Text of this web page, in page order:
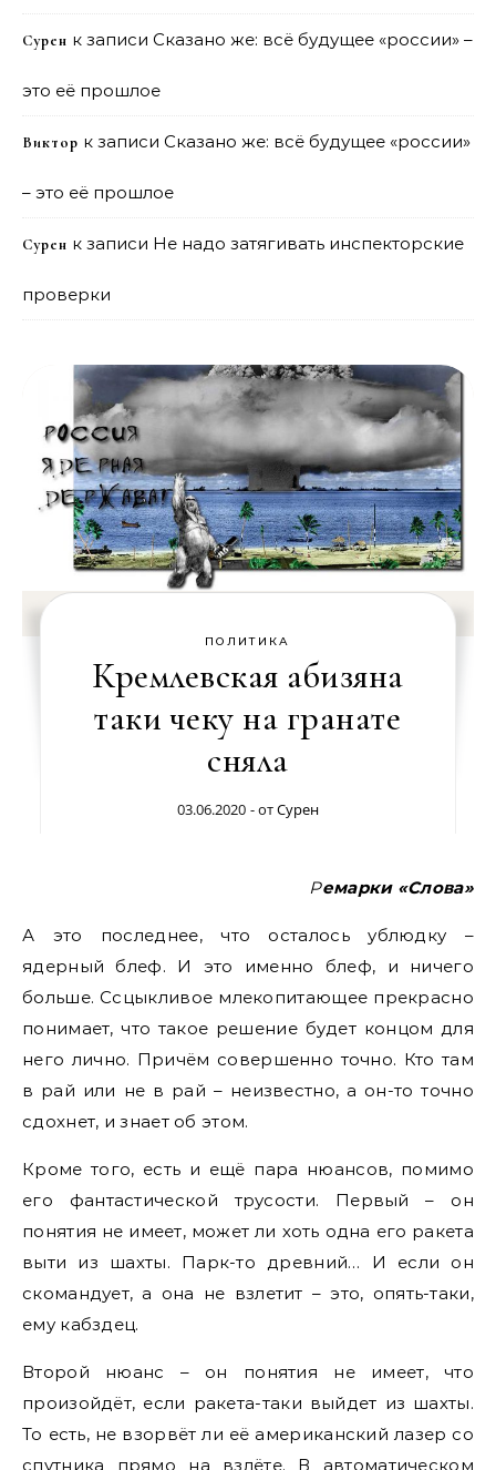
Сурен к записи Сказано же: всё будущее «россии» –
это её прошлое
Виктор к записи Сказано же: всё будущее «россии»
– это её прошлое
Сурен к записи Не надо затягивать инспекторские
проверки
ПОЛИТИКА
Кремлевская абизяна
таки чеку на гранате
сняла
03.06.2020 - отСурен
Ремарки «Слова»
А это последнее, что осталось ублюдку –
ядерный блеф. И это именно блеф, и ничего
больше. Ссцыкливое млекопитающее прекрасно
понимает, что такое решение будет концом для
него лично. Причём совершенно точно. Кто там
в рай или не в рай – неизвестно, а он-то точно
сдохнет, и знает об этом.
Кроме того, есть и ещё пара нюансов, помимо
его фантастической трусости. Первый – он
понятия не имеет, может ли хоть одна его ракета
выти из шахты. Парк-то древний… И если он
скомандует, а она не взлетит – это, опять-таки,
ему кабздец.
Второй нюанс – он понятия не имеет, что
произойдёт, если ракета-таки выйдет из шахты.
То есть, не взорвёт ли её американский лазер со
спутника прямо на взлёте. В автоматическом